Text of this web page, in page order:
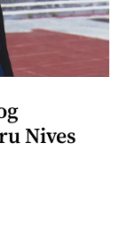
Nives